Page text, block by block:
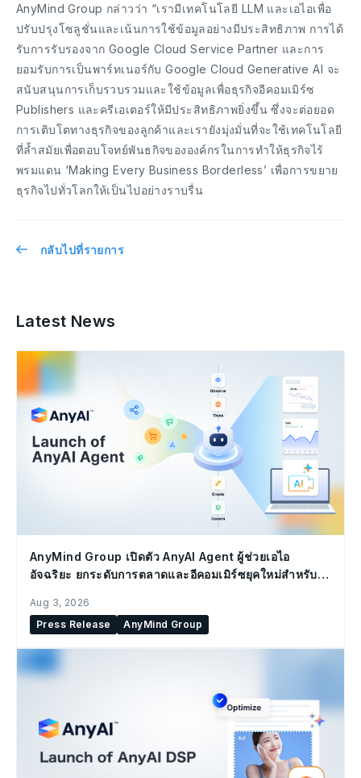
AnyMind Group กล่าวว่า “เรามีเทคโนโลยี LLM และเอไอเพื่อ
ปรับปรุงโซลูชั่นและเน้นการใช้ข้อมูลอย่างมีประสิทธิภาพ การได้
รับการรับรองจาก Google Cloud Service Partner และการ
ยอมรับการเป็นพาร์ทเนอร์กับ Google Cloud Generative AI จะ
สนับสนุนการเก็บรวบรวมและใช้ข้อมูลเพื่อธุรกิจอีคอมเมิร์ซ
Publishers และครีเอเตอร์ให้มีประสิทธิภาพยิ่งขึ้น ซึ่งจะต่อยอด
การเติบโตทางธุรกิจของลูกค้าและเรายังมุ่งมั่นที่จะใช้เทคโนโลยี
ที่ล้ำสมัยเพื่อตอบโจทย์พันธกิจขององค์กรในการทำให้ธุรกิจไร้
พรมแดน ‘Making Every Business Borderless’ เพื่อการขยาย
ธุรกิจไปทั่วโลกให้เป็นไปอย่างราบรื่น
กลับไปที่รายการ
Latest News
AnyMind Group เปิดตัว AnyAI Agent ผู้ช่วยเอไอ
อัจฉริยะ ยกระดับการตลาดและอีคอมเมิร์ซยุคใหม่สำหรับ
Aug 3, 2026
Press Release
AnyMind Group